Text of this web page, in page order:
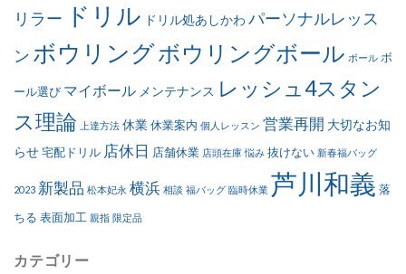
リラー ドリル ドリル処あしかわ パーソナルレッス
ン ボウリングボウリングボール ボール ボ
ール選び マイボール メンテナンス レッシュ4スタン
ス理論
上達方法 休業 休業案内 個人レッスン 営業再開 大切なお知
らせ 宅配ドリル 店休日 店舗休業 店頭在庫 悩み 抜けない 新春福バッグ
2023 新製品 松本妃永 横浜 相談 福バッグ 臨時休業 芦川和義 落
ちる 表面加工 親指 限定品
カテゴリー